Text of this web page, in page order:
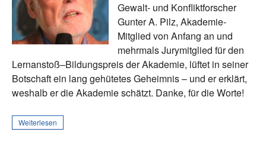
Gewalt- und Konfliktforscher
Gunter A. Pilz, Akademie-
Mitglied von Anfang an und
mehrmals Jurymitglied für den
Lernanstoß–Bildungspreis der Akademie, lüftet in seiner
Botschaft ein lang gehütetes Geheimnis – und er erklärt,
weshalb er die Akademie schätzt. Danke, für die Worte!
Weiterlesen